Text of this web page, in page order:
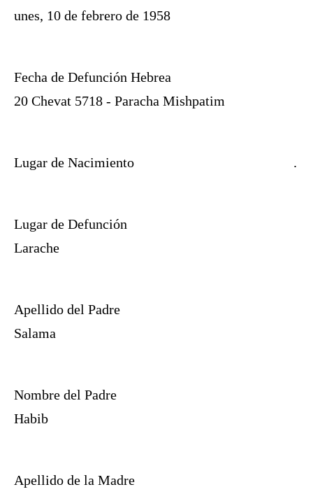
unes, 10 de febrero de 1958
Fecha de Defunción Hebrea
20 Chevat 5718 - Paracha Mishpatim
Lugar de Nacimiento .
Lugar de Defunción
Larache
Apellido del Padre
Salama
Nombre del Padre
Habib
Apellido de la Madre